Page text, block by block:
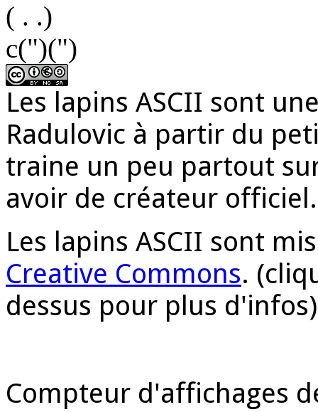
( . .)
c(")(")
Les lapins ASCII sont
Radulovic à partir du
traine un peu partout
avoir de créateur
Les lapins ASCII sont
Creative Commons.
dessus pour plus d'infos)
Compteur d'affichages